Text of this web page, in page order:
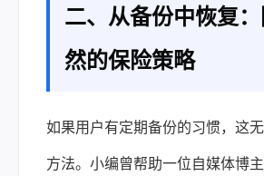
二、从备份中恢复
然的保险策略
如果用户有定期备份的习惯，这
方法。小编曾帮助一位自媒体博